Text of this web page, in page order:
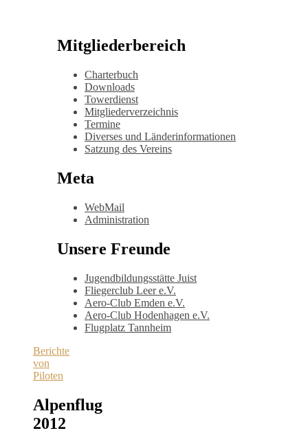
Mitgliederbereich
Charterbuch
Downloads
Towerdienst
Mitgliederverzeichnis
Termine
Diverses und Länderinformationen
Satzung des Vereins
Meta
WebMail
Administration
Unsere Freunde
Jugendbildungsstätte Juist
Fliegerclub Leer e.V.
Aero-Club Emden e.V.
Aero-Club Hodenhagen e.V.
Flugplatz Tannheim
Berichte
von
Piloten
Alpenflug
2012